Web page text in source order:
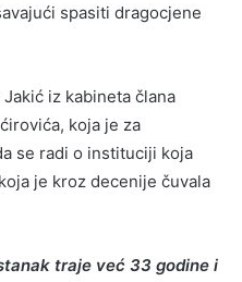
spasiti dragocjene
iz kabineta člana
koja je za
se radi o instituciji koja
je kroz decenije čuvala
traje već 33 godine i